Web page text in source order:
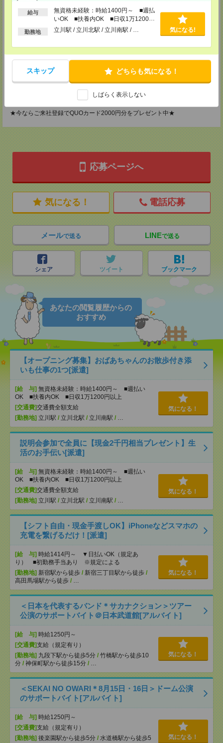
給与
無資格未経験：時給1400円～ ■週払
いOK ■扶養内OK ■日収1万1200円
以上
勤務地 立川駅 / 立川北駅 / 立川南駅 / … 気になる!
スキップ どちらも気になる！
しばらく表示しない
東京都町田市森野1-7-23 大樹生命町田ビル6F
TEL：0120-453-285
tenshoku@nikken-ts.jp
担当：採用担当
神奈川県横浜市保土ケ谷区神戸町134 横浜ビジネスパークサウスタワー
2F B区画
TEL：0120-901-799
MAIL： tenshoku@nikken-ts.jp
担当：採用担当
★今ならご来社登録でQUOカード2000円分をプレゼント中★
応募ページへ
気になる！ 電話応募
メールで送る LINEで送る
シェア ツイート ブックマーク
あなたの閲覧履歴からの
おすすめ
【オープニング募集】おばあちゃんのお散歩付き添
いも仕事の1つ[派遣]
[給 与] 無資格未経験：時給1400円～ ■週払い
OK ■扶養内OK ■日収1万1200円以上
[交通費]交通費全額支給
[勤務地] 立川駅 / 立川北駅 / 立川南駅 / …
気になる！
説明会参加で全員に【現金2千円相当プレゼント】生
活のお手伝い[派遣]
[給 与] 無資格未経験：時給1400円～ ■週払い
OK ■扶養内OK ■日収1万1200円以上
[交通費]交通費全額支給
[勤務地] 立川駅 / 立川北駅 / 立川南駅 / …
気になる！
【シフト自由・現金手渡しOK】iPhoneなどスマホの
充電を繋げるだけ！[派遣]
[給 与] 時給1414円～ ▼日払いOK（規定あ
り） ■初勤務手当あり ※規定による
[勤務地] 新宿駅から徒歩 / 新宿三丁目駅から徒歩 /
高田馬場駅から徒歩 / …
気になる！
＜日本を代表するバンド＊サカナクション＞ツアー
公演のサポートバイト＠日本武道館[アルバイト]
[給 与] 時給1250円～
[交通費]支給（規定有り）
[勤務地] 九段下駅から徒歩5分 / 竹橋駅から徒歩10
分 / 神保町駅から徒歩15分 / …
気になる！
＜SEKAI NO OWARI＊8月15日・16日＞ドーム公演
のサポートバイト[アルバイト]
[給 与] 時給1250円～
[交通費]支給（規定有り）
[勤務地] 後楽園駅から徒歩5分 / 水道橋駅から徒歩5
気になる！